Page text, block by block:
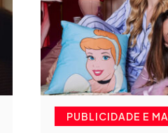
PUBLICIDADE E